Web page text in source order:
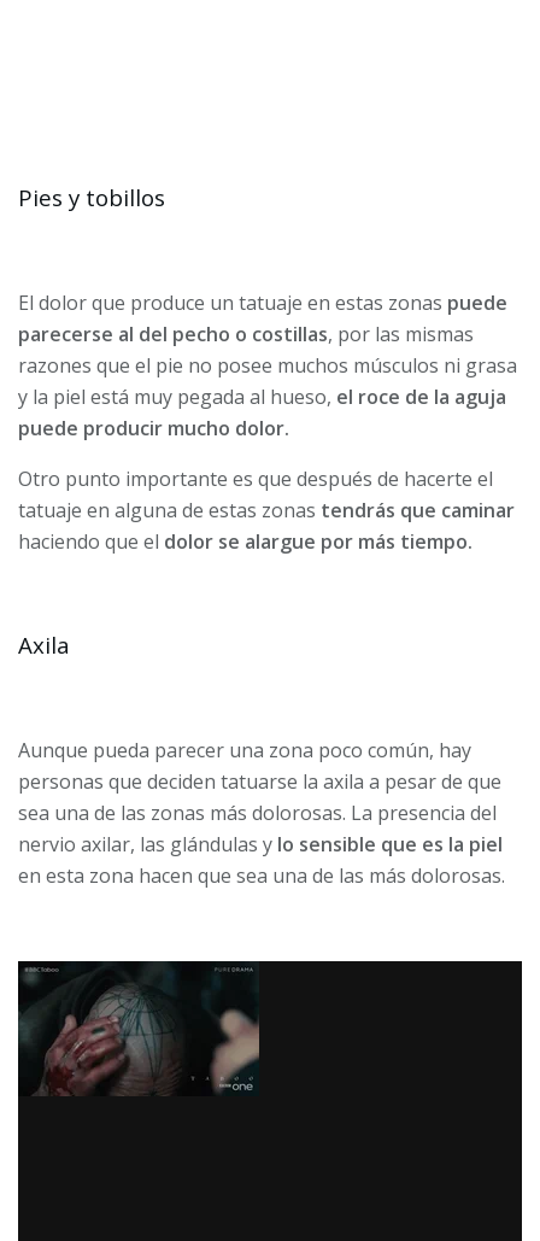
Pies y tobillos
El dolor que produce un tatuaje en estas zonas puede
parecerse al del pecho o costillas, por las mismas
razones que el pie no posee muchos músculos ni grasa
y la piel está muy pegada al hueso, el roce de la aguja
puede producir mucho dolor.
Otro punto importante es que después de hacerte el
tatuaje en alguna de estas zonas tendrás que caminar
haciendo que el dolor se alargue por más tiempo.
Axila
Aunque pueda parecer una zona poco común, hay
personas que deciden tatuarse la axila a pesar de que
sea una de las zonas más dolorosas. La presencia del
nervio axilar, las glándulas y lo sensible que es la piel
en esta zona hacen que sea una de las más dolorosas.